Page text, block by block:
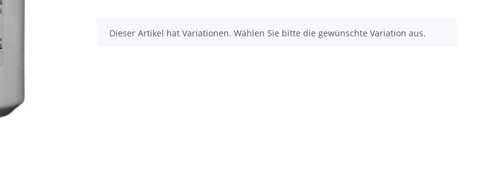
x
Dieser Artikel hat Variationen. Wählen Sie bitte die gewünschte Variation aus.